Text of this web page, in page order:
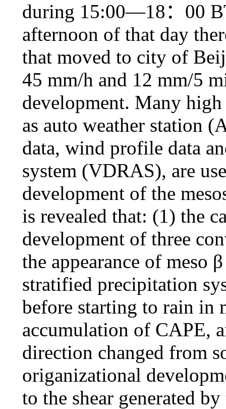
during 15:00—18：00
afternoon of that day
that moved to city of
45 mm/h and 12 mm/5
development. Many
as auto weather station
data, wind profile data
system (VDRAS), are
development of the
is revealed that: (1) the
development of three
the appearance of meso
stratified precipitation
before starting to rain in
accumulation of CAPE,
direction changed from
origanizational
to the shear generated